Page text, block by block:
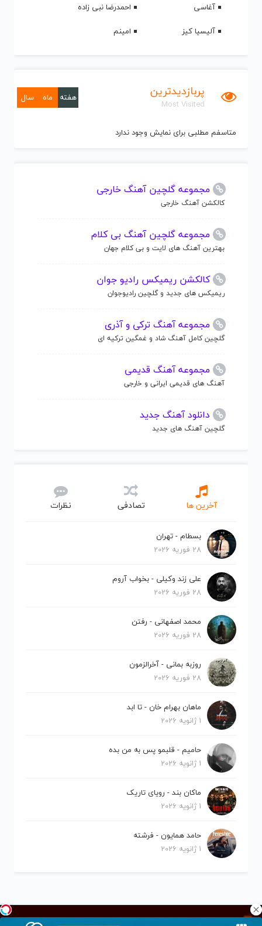
آغاسی
احمدرضا نبی زاده
آلیسیا کیز
امینم
پربازدیدترین
Most Visited
هفته ماه سال
متاسفم مطلبی برای نمایش وجود ندارد
مجموعه گلچین آهنگ خارجی
کالکشن آهنگ خارجی
مجموعه گلچین آهنگ بی کلام
بهترین آهنگ های لایت و بی کلام جهان
کالکشن ریمیکس رادیو جوان
ریمیکس های جدید و گلچین رادیوجوان
مجموعه آهنگ ترکی و آذری
گلچین کامل آهنگ شاد و غمگین ترکیه ای
مجموعه آهنگ قدیمی
آهنگ های قدیمی ایرانی و خارجی
دانلود آهنگ جدید
گلچین آهنگ های جدید
آخرین ها تصادفی نظرات
بسطام - تهران
28 فوریه 2026
علی زند وکیلی - بخواب آروم
28 فوریه 2026
محمد اصفهانی - رفتن
28 فوریه 2026
روزبه بمانی - آخرالزمون
28 فوریه 2026
ماهان بهرام خان - تا ابد
1 ژانویه 2026
حامیم - قلبمو پس به من بده
1 ژانویه 2026
ماکان بند - رویای تاریک
1 ژانویه 2026
حامد همایون - فرشته
1 ژانویه 2026
کلیه حقوق برای نیلو موزیک محفوظ است.